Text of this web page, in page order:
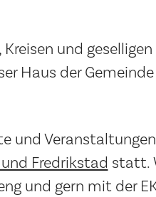
und
Haus der
und
Fredrikstad statt.
und gern mit der